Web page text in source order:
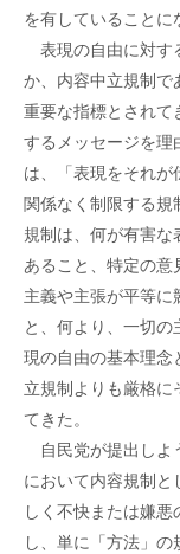
を有していることに
表現の自由に対す
か、内容中立規制
重要な指標とされて
するメッセージを理
は、「表現をそれ
関係なく制限する
規制は、何が有害
あること、特定の
主義や主張が平等に
と、何より、一切
現の自由の基本理念
立規制よりも厳格
てきた。
自民党が提出しよ
において内容規制
しく不快または嫌
し、単に「方法」の